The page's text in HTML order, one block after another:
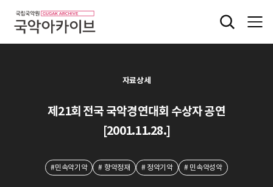
자료상세
제21회 전국 국악경연대회 수상자 공연
[2001.11.28.]
#민속악기악 # 향악정재 # 정악기악 # 민속악성악